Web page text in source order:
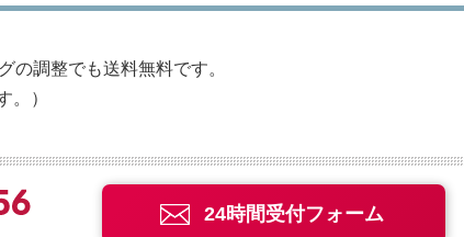
の調整でも送料無料です。
。）
24時間受付フォーム